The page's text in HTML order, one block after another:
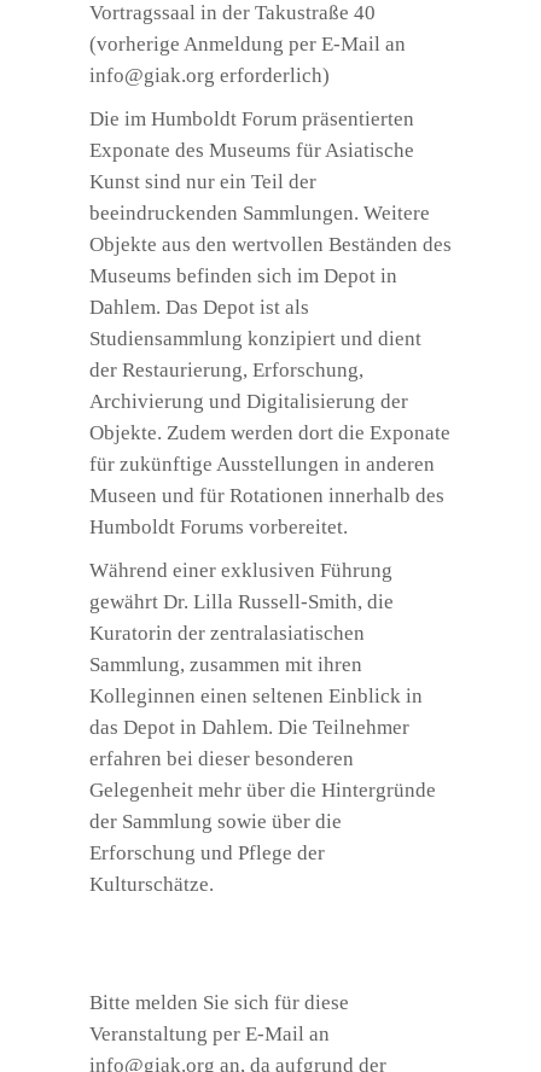
Vortragssaal in der Takustraße 40
(vorherige Anmeldung per E-Mail an
info@giak.org erforderlich)
Die im Humboldt Forum präsentierten
Exponate des Museums für Asiatische
Kunst sind nur ein Teil der
beeindruckenden Sammlungen. Weitere
Objekte aus den wertvollen Beständen des
Museums befinden sich im Depot in
Dahlem. Das Depot ist als
Studiensammlung konzipiert und dient
der Restaurierung, Erforschung,
Archivierung und Digitalisierung der
Objekte. Zudem werden dort die Exponate
für zukünftige Ausstellungen in anderen
Museen und für Rotationen innerhalb des
Humboldt Forums vorbereitet.
Während einer exklusiven Führung
gewährt Dr. Lilla Russell-Smith, die
Kuratorin der zentralasiatischen
Sammlung, zusammen mit ihren
Kolleginnen einen seltenen Einblick in
das Depot in Dahlem. Die Teilnehmer
erfahren bei dieser besonderen
Gelegenheit mehr über die Hintergründe
der Sammlung sowie über die
Erforschung und Pflege der
Kulturschätze.
Bitte melden Sie sich für diese
Veranstaltung per E-Mail an
info@giak.org an, da aufgrund der